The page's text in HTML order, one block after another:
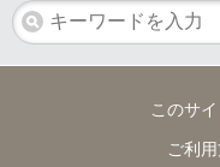
このサ
ご利